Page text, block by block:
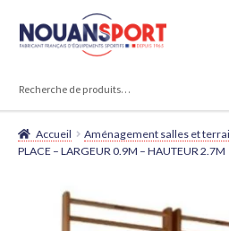
Aller
Aller
Accueil Aménagement salles et
PLACE – LARGEUR 0.9M – HAUTEUR 2.7M